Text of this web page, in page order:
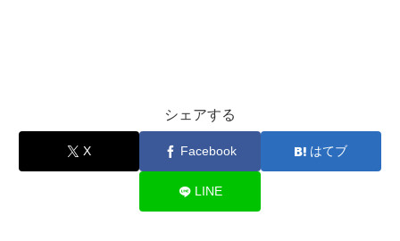
シェアする
X Facebook はてブ
LINE